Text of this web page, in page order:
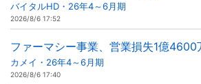
バイタルHD・26年4～6月期
2026/8/6 17:52
ファーマシー事業、営業損失1億4600
カメイ・26年4～6月期
2026/8/6 17:40